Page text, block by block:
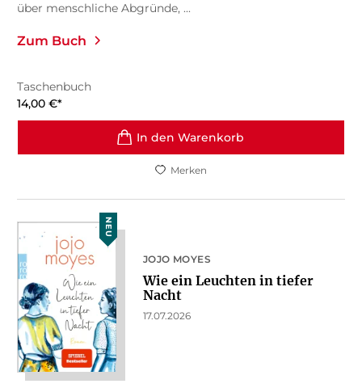
über menschliche Abgründe, ...
Zum Buch
Taschenbuch
14,00 €*
In den Warenkorb
Merken
NEU
JOJO MOYES
Wie ein Leuchten in tiefer
Nacht
17.07.2026